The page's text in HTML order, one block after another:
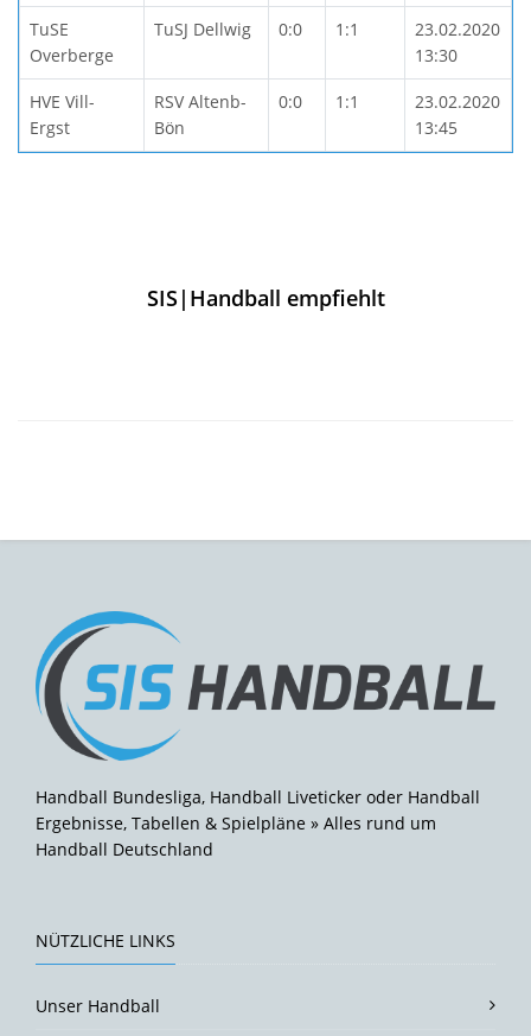
TuSE
Overberge
TuSJ Dellwig 0:0 1:1
23.02.2020
13:30
HVE Vill-
Ergst
RSV Altenb-
Bön
0:0 1:1
23.02.2020
13:45
SIS|Handball empfiehlt
Handball Bundesliga, Handball Liveticker oder Handball
Ergebnisse, Tabellen & Spielpläne » Alles rund um
Handball Deutschland
NÜTZLICHE LINKS
Unser Handball